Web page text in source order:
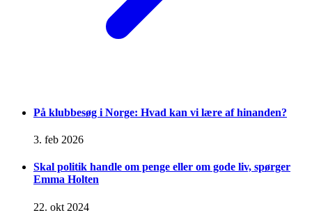
På klubbesøg i Norge: Hvad kan vi lære af hinanden?
3. feb 2026
Skal politik handle om penge eller om gode liv, spørger
Emma Holten
22. okt 2024